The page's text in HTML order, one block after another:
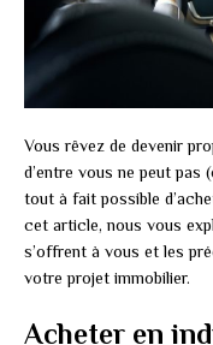
Vous rêvez de devenir
d’entre vous ne peut pas
tout à fait possible
cet article, nous vous
s’offrent à vous et les
votre projet immobilier.
Acheter en